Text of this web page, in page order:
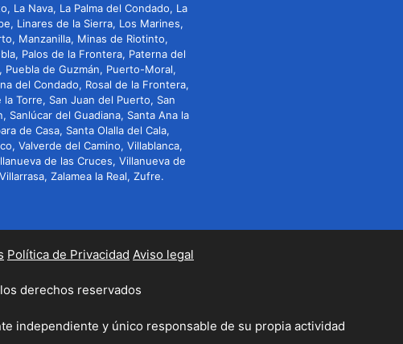
La Nava, La Palma del Condado, La
Linares de la Sierra, Los Marines,
Manzanilla, Minas de Riotinto,
Palos de la Frontera, Paterna del
Puebla de Guzmán, Puerto-Moral,
del Condado, Rosal de la Frontera,
la Torre, San Juan del Puerto, San
Sanlúcar del Guadiana, Santa Ana la
de Casa, Santa Olalla del Cala,
Valverde del Camino, Villablanca,
de las Cruces, Villanueva de
Zalamea la Real, Zufre.
Política de Privacidad Aviso legal
derechos reservados
independiente y único responsable de su propia actividad